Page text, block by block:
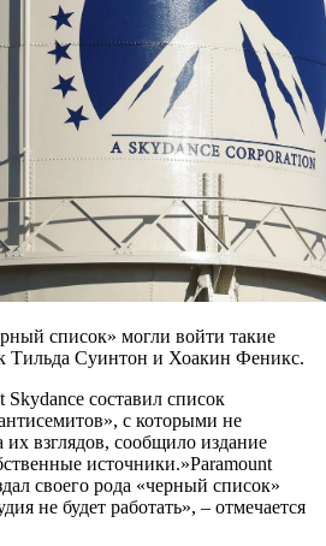
список» могли войти такие
Тильда Суинтон и Хоакин Феникс.
составил список
с которыми не
их взглядов, сообщило издание
источники.»Paramount
своего рода «черный список»
не будет работать», – отмечается